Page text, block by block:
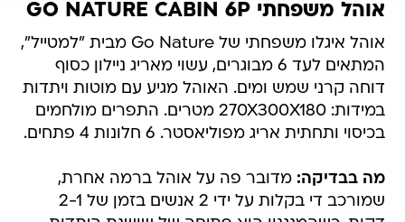
אוהל משפחתי GO NATURE CABIN 6P
אוהל איגלו משפחתי של Go Nature מבית "למטייל",
המתאים לעד 6 מבוגרים, עשוי מאריג ניילון כסוף
דוחה קרני שמש ומים. האוהל מגיע עם מוטות ויתדות
במידות: 270X300X180 מטרים. התפרים מולחמים
בכיסוי ותחתית אריג מפוליאסטר. 6 חלונות 4 פתחים.
מה בבדיקה: מדובר פה על אוהל ברמה אחרת,
שמורכב די בקלות על ידי 2 אנשים בזמן של 2-1